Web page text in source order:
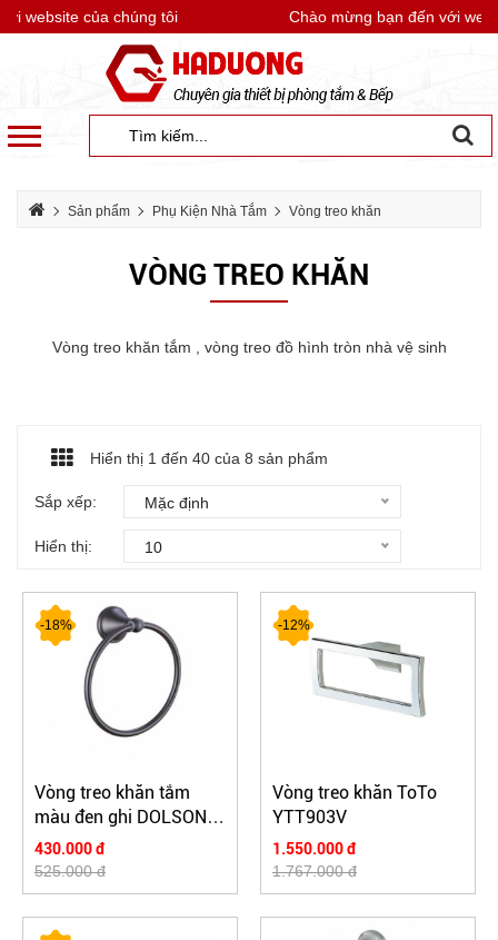
website của chúng tôi Chào mừng bạn đến với
Sản phẩm Phụ Kiện Nhà Tắm Vòng treo khăn
VÒNG TREO KHĂN
Vòng treo khăn tắm , vòng treo đồ hình tròn nhà vệ sinh
Hiển thị 1 đến 40 của 8 sản phẩm
Sắp xếp: Mặc định
Hiển thị: 10
-18%
Vòng treo khăn tắm
màu đen ghi DOLSON
DL2505
430.000 đ
525.000 đ
-12%
Vòng treo khăn ToTo
YTT903V
1.550.000 đ
1.767.000 đ